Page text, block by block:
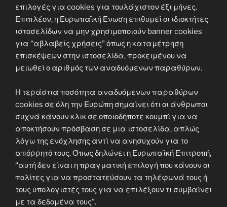
επιλογές για cookies για τουλάχιστον έξι μήνες.
Επιπλέον, η Ευρωπαϊκή Ένωση επιθυμεί οι ιδιοκτήτες
ιστοσελίδων να μην χρησιμοποιούν banner cookies
για “αβλαβείς χρήσεις” όπως η καταμέτρηση
επισκέψεων στην ιστοσελίδα, προκειμένου να
μειωθεί ο αριθμός των αναδυόμενων παραθύρων.
Η τεράστια ποσότητα αναδυόμενων παραθύρων
cookies σε όλη την Ευρώπη σημαίνει ότι οι άνθρωποι
συχνά κάνουν κλικ σε οποιοδήποτε κουμπί για να
αποκτήσουν πρόσβαση σε μια ιστοσελίδα, απλώς
λόγω της ενόχλησης αντί να ανησυχούν για το
απόρρητό τους. Όπως δηλώνει η Ευρωπαϊκή Επιτροπή,
“αυτή δεν είναι η πραγματική επιλογή που κάνουν οι
πολίτες για να προστατεύσουν τα τηλέφωνά τους ή
τους υπολογιστές τους για να επιλέξουν τι συμβαίνει
με τα δεδομένα τους”.